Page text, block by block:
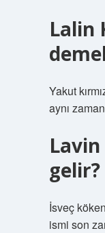
Lalin
Yakut
aynı
gelir?
İsveç
ismi son